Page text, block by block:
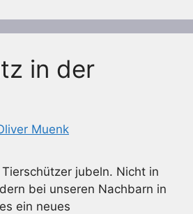
in der
Muenk
jubeln. Nicht in
bei unseren Nachbarn in
ein neues